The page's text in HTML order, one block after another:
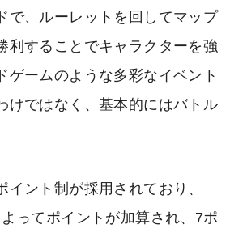
で、ルーレットを回してマップ
利することでキャラクターを強
ゲームのような多彩なイベント
けではなく、基本的にはバトル
イント制が採用されており、
ってポイントが加算され、7ポ